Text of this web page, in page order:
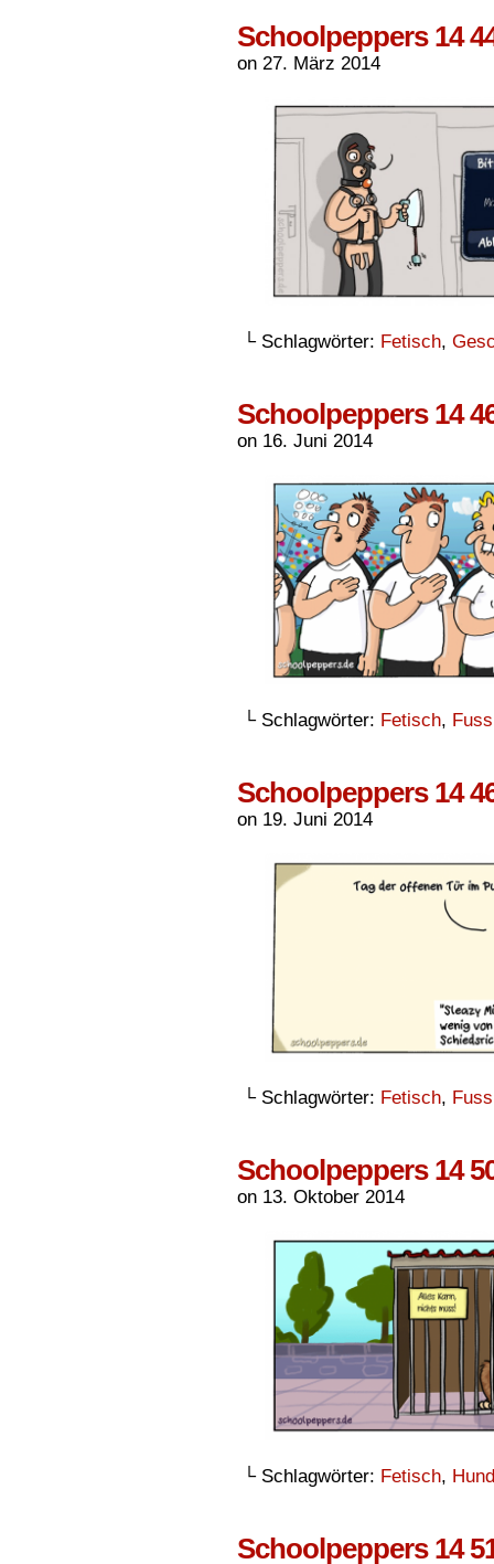
Schoolpeppers 14
on 27. März 2014
└ Schlagwörter: Fetisch,
Schoolpeppers 14
on 16. Juni 2014
└ Schlagwörter: Fetisch,
Schoolpeppers 14
on 19. Juni 2014
└ Schlagwörter: Fetisch,
Schoolpeppers 14
on 13. Oktober 2014
└ Schlagwörter: Fetisch, Hund
Schoolpeppers 14